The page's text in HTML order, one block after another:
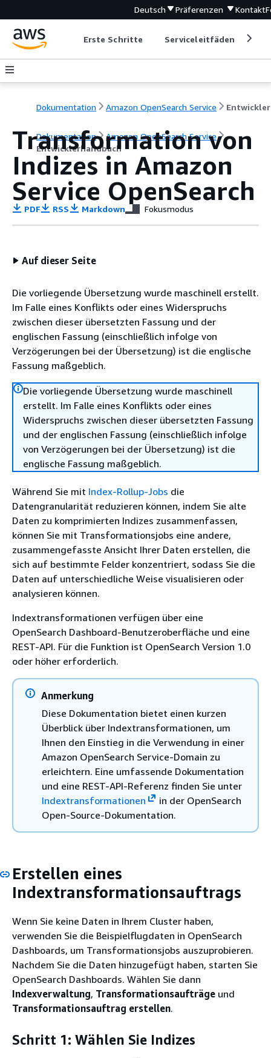
Deutsch Präferenzen Kontakt
Erste Schritte Serviceleitfäden
Dokumentation Amazon OpenSearch Service
Dokumentation
Amazon OpenSearch Service
Entwicklerhandbuch
Transformation von
Indizes in Amazon
Service OpenSearch
PDF RSS Markdown Fokusmodus
Auf dieser Seite
Die vorliegende Übersetzung wurde maschinell erstellt.
Im Falle eines Konflikts oder eines Widerspruchs
zwischen dieser übersetzten Fassung und der
englischen Fassung (einschließlich infolge von
Verzögerungen bei der Übersetzung) ist die englische
Fassung maßgeblich.
Die vorliegende Übersetzung wurde maschinell
erstellt. Im Falle eines Konflikts oder eines
Widerspruchs zwischen dieser übersetzten Fassung
und der englischen Fassung (einschließlich infolge
von Verzögerungen bei der Übersetzung) ist die
englische Fassung maßgeblich.
Während Sie mit Index-Rollup-Jobs die
Datengranularität reduzieren können, indem Sie alte
Daten zu komprimierten Indizes zusammenfassen,
können Sie mit Transformationsjobs eine andere,
zusammengefasste Ansicht Ihrer Daten erstellen, die
sich auf bestimmte Felder konzentriert, sodass Sie die
Daten auf unterschiedliche Weise visualisieren oder
analysieren können.
Indextransformationen verfügen über eine
OpenSearch Dashboard-Benutzeroberfläche und eine
REST-API. Für die Funktion ist OpenSearch Version 1.0
oder höher erforderlich.
Anmerkung
Diese Dokumentation bietet einen kurzen
Überblick über Indextransformationen, um
Ihnen den Einstieg in die Verwendung in einer
Amazon OpenSearch Service-Domain zu
erleichtern. Eine umfassende Dokumentation
und eine REST-API-Referenz finden Sie unter
Indextransformationen
in der OpenSearch
Open-Source-Dokumentation.
Erstellen eines
Indextransformationsauftrags
Wenn Sie keine Daten in Ihrem Cluster haben,
verwenden Sie die Beispielflugdaten in OpenSearch
Dashboards, um Transformationsjobs auszuprobieren.
Nachdem Sie die Daten hinzugefügt haben, starten Sie
OpenSearch Dashboards. Wählen Sie dann
Indexverwaltung, Transformationsaufträge und
Transformationsauftrag erstellen.
Schritt 1: Wählen Sie Indizes